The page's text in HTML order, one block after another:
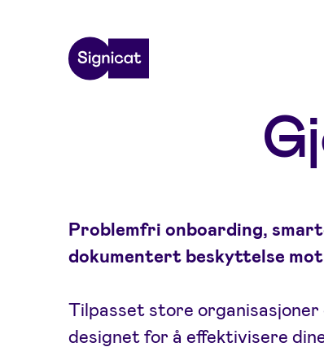
Problemfri onboarding,
dokumentert beskyttelse
Tilpasset store
designet for å effektivisere